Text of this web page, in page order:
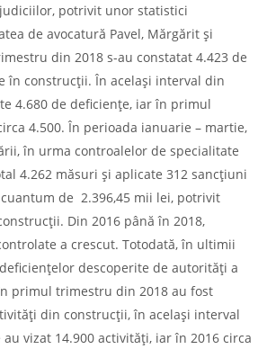
potrivit unor statistici
de avocatură Pavel, Mărgărit și
din 2018 s-au constatat 4.423 de
în construcții. În același interval din
4.680 de deficiențe, iar în primul
4.500. În perioada ianuarie – martie,
în urma controalelor de specialitate
4.262 măsuri și aplicate 312 sancțiuni
de 2.396,45 mii lei, potrivit
Din 2016 până în 2018,
a crescut. Totodată, în ultimii
descoperite de autorități a
primul trimestru din 2018 au fost
din construcții, în același interval
vizat 14.900 activități, iar în 2016 circa